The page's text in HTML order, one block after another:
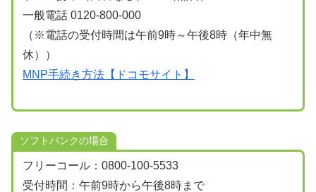
一般電話 0120-800-000
（※電話の受付時間は午前9時～午後8時（年中無
休））
MNP手続き方法【ドコモサイト】
ソフトバンクの場合
フリーコール：0800-100-5533
受付時間：午前9時から午後8時まで